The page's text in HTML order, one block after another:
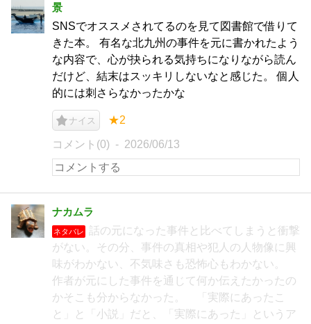
景
SNSでオススメされてるのを見て図書館で借りて
きた本。 有名な北九州の事件を元に書かれたよう
な内容で、心が抉られる気持ちになりながら読ん
だけど、結末はスッキリしないなと感じた。 個人
的には刺さらなかったかな
ナイス ★2
コメント(0) 2026/06/13
ナカムラ
ネタバレ
話の元になった事件と比べてしまうと衝撃
がない。その分、事件の真相や犯人の人物像に興
味がわかない、不気味さも恐怖心もわかない。
作者が元にした事件を通じて何か伝えたかったの
かそこも分からなかった。 「実際にあったこ
と」と「小説」だと、「実際にあった」というア